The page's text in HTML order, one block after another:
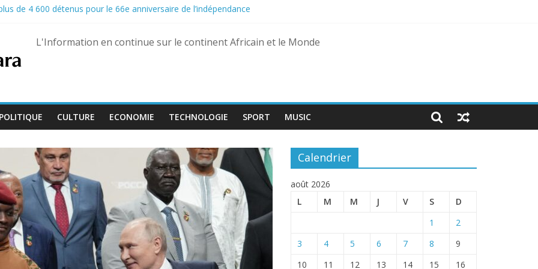
de 4 600 détenus pour le 66e anniversaire de l’indépendance
porte du gouvernement pour réclamer leurs droits
les Forces armées maliennes
à Gaza
L'Information en continue sur le continent Africain et le Monde
POLITIQUE CULTURE ECONOMIE TECHNOLOGIE SPORT MUSIC
Calendrier
août 2026
L
M M J V S D
1
2
3
4 5 6 7 8
9
10
11 12 13 14 15
16